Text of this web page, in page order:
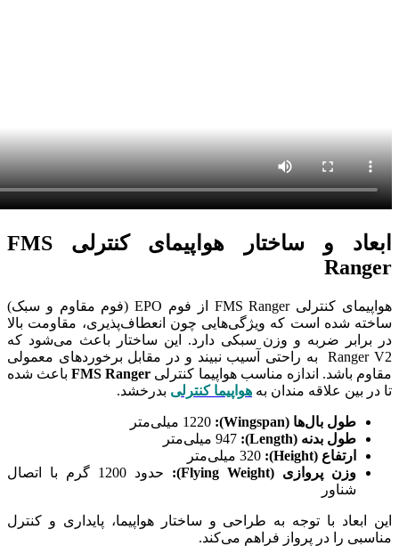
ابعاد و ساختار هواپیمای کنترلی FMS
Ranger
هواپیمای کنترلی FMS Ranger از فوم EPO (فوم مقاوم و سبک)
ساخته شده است که ویژگی‌هایی چون انعطاف‌پذیری، مقاومت بالا
در برابر ضربه و وزن سبکی دارد. این ساختار باعث می‌شود که
Ranger V2 به راحتی آسیب نبیند و در مقابل برخوردهای معمولی
مقاوم باشد. اندازه مناسب هواپیما کنترلی FMS Ranger باعث شده
تا در بین علاقه مندان به هواپیما کنترلی بدرخشد.
طول بال‌ها (Wingspan):
طول بدنه (Length):
ارتفاع (Height):
وزن پروازی (Flying Weight):
حدود 1200 گرم با اتصال
شناور
این ابعاد با توجه به طراحی و ساختار هواپیما، پایداری و کنترل
مناسبی را در پرواز فراهم می‌کند.